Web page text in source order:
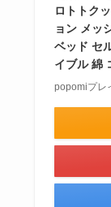
ロトトク
ョン メッ
ベッド セ
イブル 綿
popomiプレ